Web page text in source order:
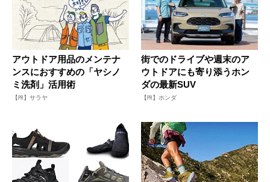
アウトドア用品のメンテナ
ンスにおすすめの「ヤシノ
ミ洗剤」活用術
【PR】サラヤ
街でのドライブや週末のア
ウトドアにも寄り添うホン
ダの最新SUV
【PR】ホンダ